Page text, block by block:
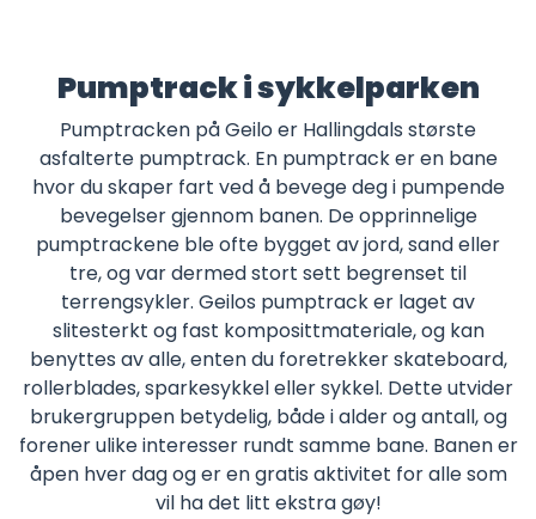
Pumptrack i sykkelparken
Pumptracken på Geilo er Hallingdals største
asfalterte pumptrack. En pumptrack er en bane
hvor du skaper fart ved å bevege deg i pumpende
bevegelser gjennom banen. De opprinnelige
pumptrackene ble ofte bygget av jord, sand eller
tre, og var dermed stort sett begrenset til
terrengsykler. Geilos pumptrack er laget av
slitesterkt og fast komposittmateriale, og kan
benyttes av alle, enten du foretrekker skateboard,
rollerblades, sparkesykkel eller sykkel. Dette utvider
brukergruppen betydelig, både i alder og antall, og
forener ulike interesser rundt samme bane. Banen er
åpen hver dag og er en gratis aktivitet for alle som
vil ha det litt ekstra gøy!